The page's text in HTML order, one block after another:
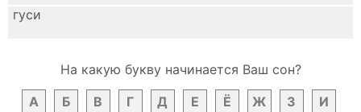
гуси
На какую букву начинается Ваш сон?
А
Б В Г Д Е Ё Ж З И